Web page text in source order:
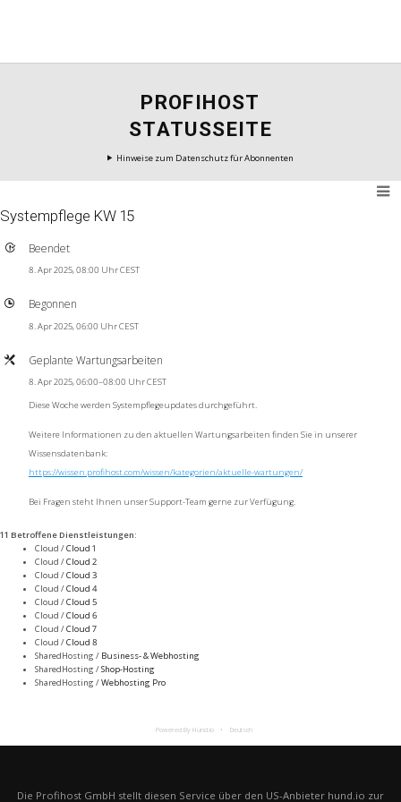
PROFIHOST
STATUSSEITE
Hinweise zum Datenschutz für Abonnenten
Systempflege KW 15
Beendet
8. Apr 2025, 08:00 Uhr CEST
Begonnen
8. Apr 2025, 06:00 Uhr CEST
Geplante Wartungsarbeiten
8. Apr 2025, 06:00–08:00 Uhr CEST
Diese Woche werden Systempflegeupdates durchgeführt.
Weitere Informationen zu den aktuellen Wartungsarbeiten finden Sie in unserer
Wissensdatenbank:
https://wissen.profihost.com/wissen/kategorien/aktuelle-wartungen/
Bei Fragen steht Ihnen unser Support-Team gerne zur Verfügung.
11 Betroffene Dienstleistungen:
Cloud /Cloud 1
Cloud /Cloud 2
Cloud /Cloud 3
Cloud /Cloud 4
Cloud /Cloud 5
Cloud /Cloud 6
Cloud /Cloud 7
Cloud /Cloud 8
SharedHosting / Business- & Webhosting
SharedHosting /Shop-Hosting
SharedHosting /Webhosting Pro
Powered By Hund.io Deutsch
Die Profihost GmbH stellt diesen Service über den US-Anbieter hund.io zur